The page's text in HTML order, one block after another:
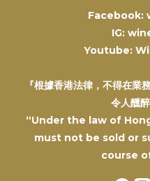
Facebook:
IG:
Youtube:
『根據香港法律，不得在業
令人醺
“Under the law of
must not be sold or
course